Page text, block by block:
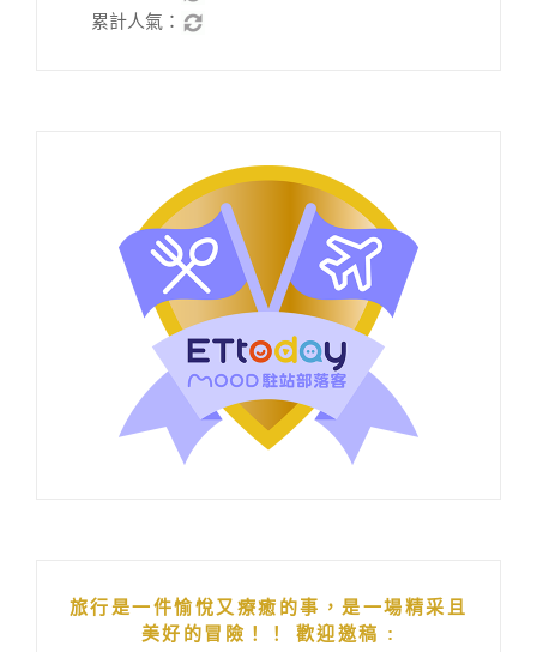
累計人氣：
旅行是一件愉悅又療癒的事，是一場精采且
美好的冒險！！ 歡迎邀稿 :